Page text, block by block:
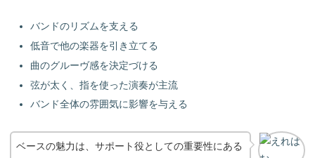
バンドのリズムを支える
低音で他の楽器を引き立てる
曲のグルーヴ感を決定づける
弦が太く、指を使った演奏が主流
バンド全体の雰囲気に影響を与える
ベースの魅力は、サポート役としての重要性にある